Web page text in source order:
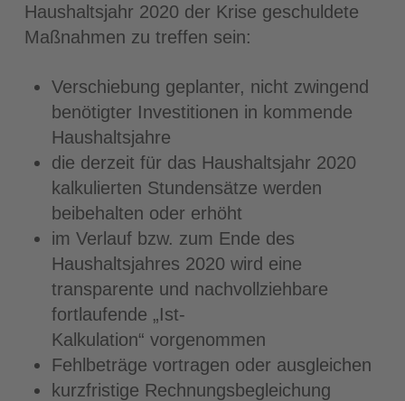
Haushaltsjahr 2020 der Krise geschuldete
Maßnahmen zu treffen sein:
Verschiebung geplanter, nicht zwingend
benötigter Investitionen in kommende
Haushaltsjahre
die derzeit für das Haushaltsjahr 2020
kalkulierten Stundensätze werden
beibehalten oder erhöht
im Verlauf bzw. zum Ende des
Haushaltsjahres 2020 wird eine
transparente und nachvollziehbare
fortlaufende „Ist-
Kalkulation“ vorgenommen
Fehlbeträge vortragen oder ausgleichen
kurzfristige Rechnungsbegleichung